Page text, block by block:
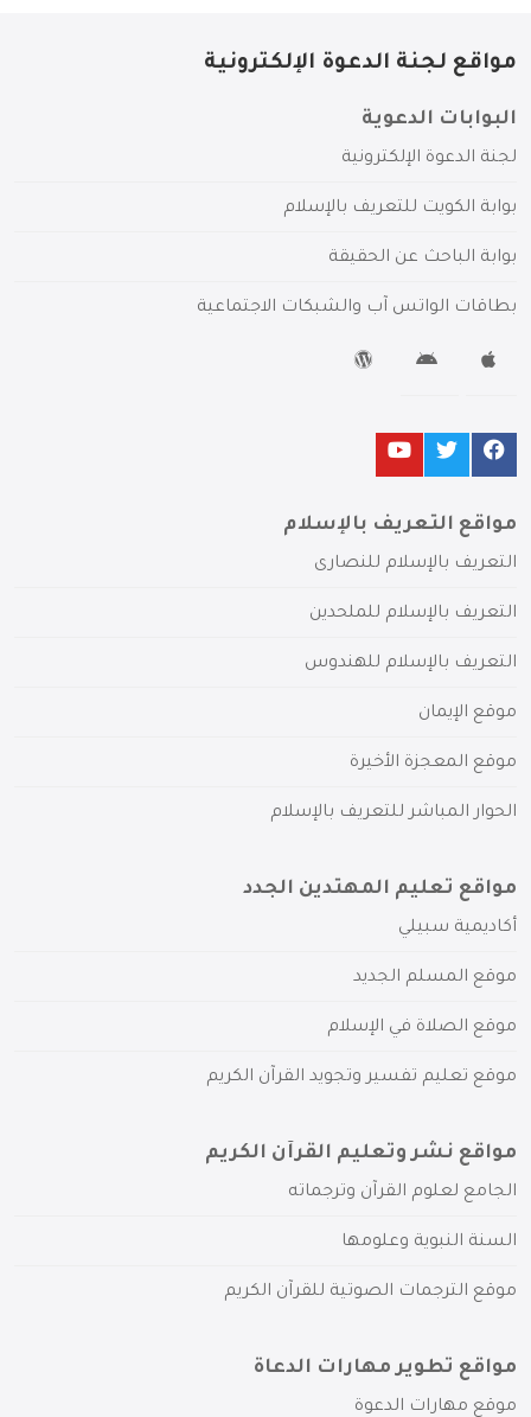
مواقع لجنة الدعوة الإلكترونية
البوابات الدعوية
لجنة الدعوة الإلكترونية
بوابة الكويت للتعريف بالإسلام
بوابة الباحث عن الحقيقة
بطاقات الواتس آب والشبكات الاجتماعية
مواقع التعريف بالإسلام
التعريف بالإسلام للنصارى
التعريف بالإسلام للملحدين
التعريف بالإسلام للهندوس
موقع الإيمان
موقع المعجزة الأخيرة
الحوار المباشر للتعريف بالإسلام
مواقع تعليم المهتدين الجدد
أكاديمية سبيلي
موقع المسلم الجديد
موقع الصلاة في الإسلام
موقع تعليم تفسير وتجويد القرآن الكريم
مواقع نشر وتعليم القرآن الكريم
الجامع لعلوم القرآن وترجماته
السنة النبوية وعلومها
موقع الترجمات الصوتية للقرآن الكريم
مواقع تطوير مهارات الدعاة
موقع مهارات الدعوة